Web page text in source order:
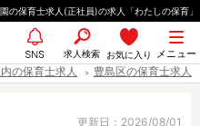
の保育士求人(正社員)の求人「わたしの保育」
メニュー
お気に入り
求人検索
SNS
の保育士求人 豊島区の保育士求人
更新日：2026/08/01